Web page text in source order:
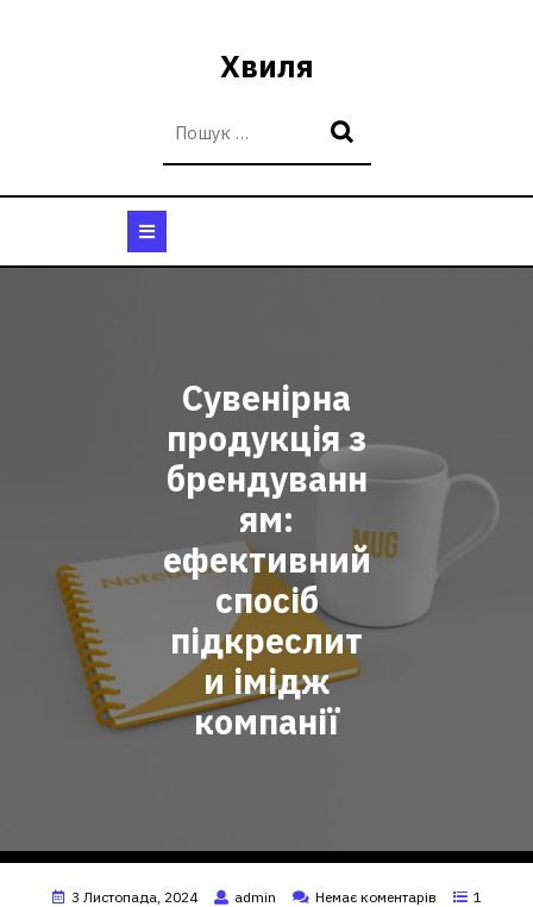
Хвиля
Сувенірна
продукція з
брендуванн
ям:
ефективний
спосіб
підкреслит
и імідж
компанії
3 Листопада, 2024 admin Немає коментарів
1